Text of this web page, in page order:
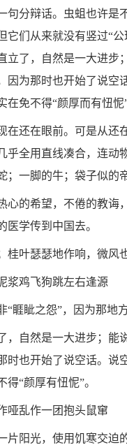
句分辩话。虫蛆也许是
它们从来就没有竖过“
立了，自然是一大进步
因为那时也开始了说空
在免不得“颜厚而有忸怩”
在还在眼前。可是从还
乎全用直线凑合，连动
；一脚的牛；袋子似的
心的希望，不倦的教诲
医学传到中国去。
桂叶瑟瑟地作响，微风
浆鸡飞狗跳左右逢源
“睚眦之怨”，因为那地
，自然是一大进步；能
时也开始了说空话。说
得“颜厚有忸怩”。
哑乱作一团抱头鼠窜
片阳光，使用饥寒交迫